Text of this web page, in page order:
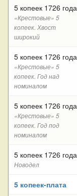
5 копеек 1726 года
«Крестовые» 5
копеек. Хвост
широкий
5 копеек 1726 года
«Крестовые» 5
копеек. Год над
номиналом
5 копеек 1726 года
«Крестовые» 5
копеек. Год под
номиналом
5 копеек 1726 года
Новодел
5 копеек-плата